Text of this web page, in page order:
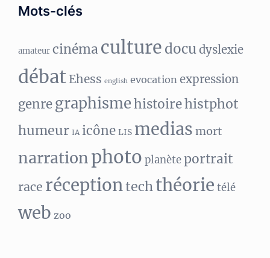
Mots-clés
amateur cinémaculture docudyslexie
débat Ehess english evocation expression
genregraphismehistoirehistphot
humeur IA icône LIS medias mort
narrationphoto planèteportrait
race réceptiontechthéorie télé
web zoo